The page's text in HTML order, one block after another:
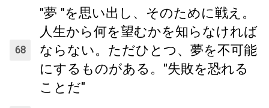
"夢 "を思い出し、そのために戦え。
人生から何を望むかを知らなければ
ならない。ただひとつ、夢を不可能
にするものがある。"失敗を恐れる
ことだ"